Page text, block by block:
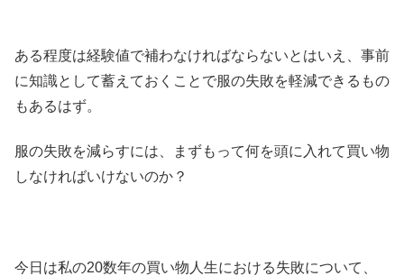
ある程度は経験値で補わなければならないとはいえ、事前
に知識として蓄えておくことで服の失敗を軽減できるもの
もあるはず。
服の失敗を減らすには、まずもって何を頭に入れて買い物
しなければいけないのか？
今日は私の20数年の買い物人生における失敗について、